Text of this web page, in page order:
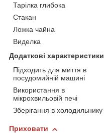
Тарілка глибока
Стакан
Ложка чайна
Виделка
Додаткові характеристики
Підходить для миття в
посудомийній машині
Використання в
мікрохвильовій печі
Зберігання в холодильнику
Приховати